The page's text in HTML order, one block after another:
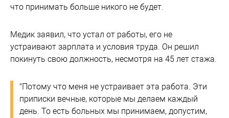
что принимать больше никого не будет.
Медик заявил, что устал от работы, его не
устраивают зарплата и условия труда. Он решил
покинуть свою должность, несмотря на 45 лет стажа.
"Потому что меня не устраивает эта работа. Эти
приписки вечные, которые мы делаем каждый
день. То есть больных мы принимаем, допустим,